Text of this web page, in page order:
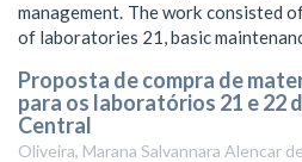
management. The work consisted
of laboratories 21, basic
Proposta de compra de
para os laboratórios 21 e 22
Central
Oliveira, Marana Salvannara Alencar